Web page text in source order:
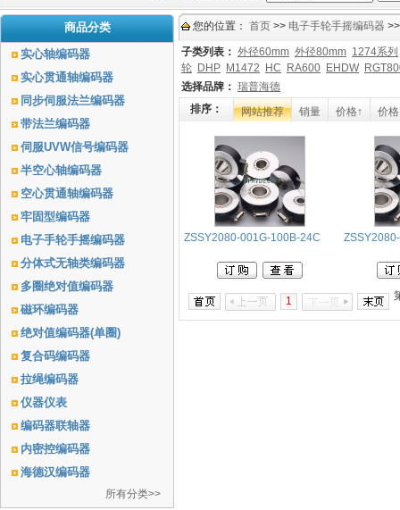
商品分类
实心轴编码器
实心贯通轴编码器
同步伺服法兰编码器
带法兰编码器
伺服UVW信号编码器
半空心轴编码器
空心贯通轴编码器
牢固型编码器
电子手轮手摇编码器
分体式无轴类编码器
多圈绝对值编码器
磁环编码器
绝对值编码器(单圈)
复合码编码器
拉绳编码器
仪器仪表
编码器联轴器
内密控编码器
海德汉编码器
所有分类>>
您的位置： 首页 >> 电子手轮手摇编码器
子类列表： 外径60mm 外径80mm 1274系列
轮 DHP M1472 HC RA600 EHDW
选择品牌： 瑞普海德
排序：
网站推荐 销量 价格↑ 价
ZSSY2080-001G-100B-24C
1